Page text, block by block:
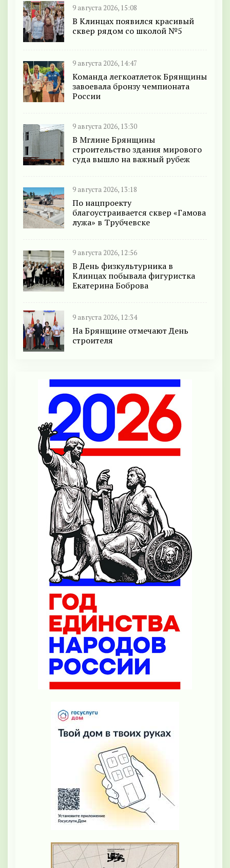
9 августа 2026, 15:08
В Клинцах появился красивый
сквер рядом со школой №5
9 августа 2026, 14:47
Команда легкоатлеток Брянщины
завоевала бронзу чемпионата
России
9 августа 2026, 13:30
В Мглине Брянщины
строительство здания мирового
суда вышло на важный рубеж
9 августа 2026, 13:18
По нацпроекту
благоустраивается сквер «Гамова
лужа» в Трубчевске
9 августа 2026, 12:56
В День физкультурника в
Клинцах побывала фигуристка
Екатерина Боброва
9 августа 2026, 12:34
На Брянщине отмечают День
строителя